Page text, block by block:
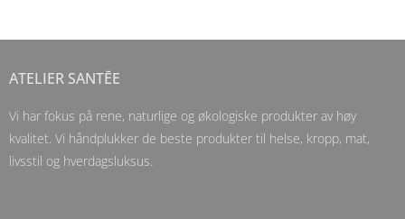
ATELIER SANTĒE
Vi har fokus på rene, naturlige og økologiske produkter av høy
kvalitet. Vi håndplukker de beste produkter til helse, kropp, mat,
livsstil og hverdagsluksus.